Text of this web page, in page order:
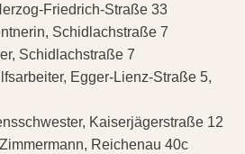
Friedrich-Straße 33
Schidlachstraße 7
Schidlachstraße 7
Egger-Lienz-Straße 5,
Kaiserjägerstraße 12
Reichenau 40c